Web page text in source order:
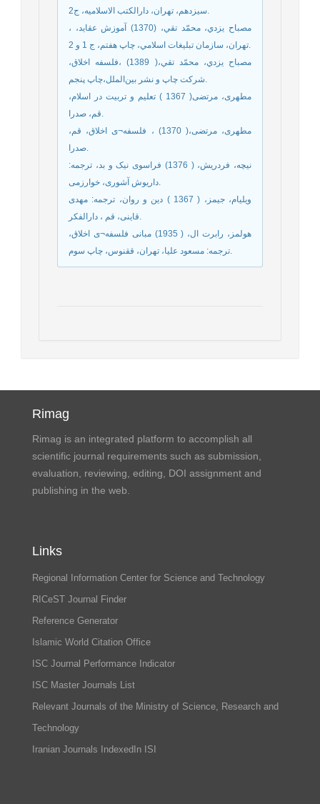
سيزدهم، تهران، دارالكتب الاسلاميه، ج2.
مصباح يزدي، محمّد تقي، (1370) آموزش عقايد، ،
تهران، سازمان تبليغات اسلامي، چاپ هفتم، ج 1 و 2.
مصباح يزدي، محمّد تقي،( 1389) ،فلسفه اخلاق،‏‏‏‏‏
شركت چاپ و نشر بين‌الملل،چاپ پنجم.
مطهری، مرتضی( 1367 ) تعلیم و تربیت در اسلام،
قم، صدرا.
مطهری، مرتضی،( 1370) ، فلسفه¬ی اخلاق، قم،
صدرا.
نیچه، فردریش، ( 1376) فراسوی نیک و بد، ترجمه:
داریوش آشوری، خوارزمی.
ویلیام، جیمز، ( 1367 ) دین و روان، ترجمه: مهدی
قاینی، قم ، دارالفکر.
هولمز، رابرت ال، ( 1935) مبانی فلسفه¬ی اخلاق،
ترجمه: مسعود علیا، تهران، ققنوس، چاپ سوم.
Rimag
Rimag is an integrated platform to accomplish all
scientific journal requirements such as submission,
evaluation, reviewing, editing, DOI assignment and
publishing in the web.
Links
Regional Information Center for Science and Technology
RICeST Journal Finder
Reference Generator
Islamic World Citation Office
ISC Journal Performance Indicator
ISC Master Journals List
Relevant Journals of the Ministry of Science, Research and
Technology
Iranian Journals IndexedIn ISI